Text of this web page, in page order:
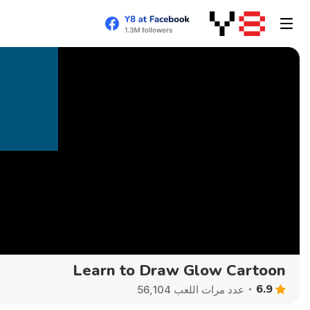
Learn to Draw Glow Cartoon
6.9 عدد مرات اللعب 56,104